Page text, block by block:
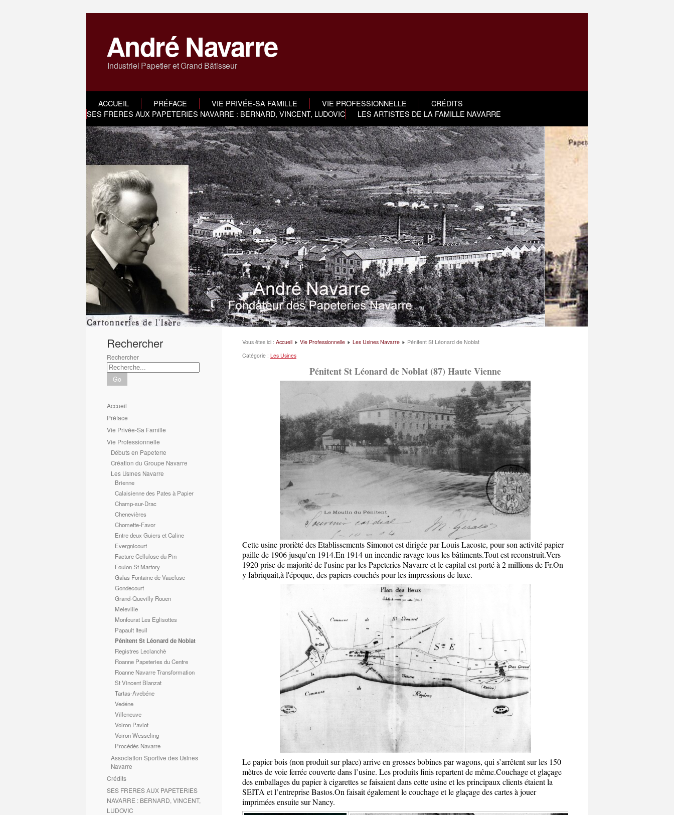
André Navarre
Industriel Papetier et Grand Bâtisseur
ACCUEIL PRÉFACE VIE PRIVÉE-SA FAMILLE VIE PROFESSIONNELLE
CRÉDITS
SES FRERES AUX PAPETERIES NAVARRE : BERNARD, VINCENT, LUDOVIC
LES ARTISTES DE LA FAMILLE NAVARRE
1 2 3 4 5 6
Rechercher
Rechercher
Go
Accueil
Préface
Vie Privée-Sa Famille
Vie Professionnelle
Débuts en Papeterie
Création du Groupe Navarre
Les Usines Navarre
Brienne
Calaisienne des Pates à Papier
Champ-sur-Drac
Chenevières
Chomette-Favor
Entre deux Guiers et Caline
Evergnicourt
Facture Cellulose du Pin
Foulon St Martory
Galas Fontaine de Vaucluse
Gondecourt
Grand-Quevilly Rouen
Meleville
Monfourat Les Eglisottes
Papault Iteuil
Pénitent St Léonard de Noblat
Registres Leclanchè
Roanne Papeteries du Centre
Roanne Navarre Transformation
St Vincent Blanzat
Tartas-Avebéne
Vedéne
Villeneuve
Voiron Paviot
Voiron Wesseling
Procédés Navarre
Association Sportive des Usines
Navarre
Crédits
SES FRERES AUX PAPETERIES
NAVARRE : BERNARD, VINCENT,
LUDOVIC
Vous êtes ici : Accueil Vie Professionnelle Les Usines Navarre
Pénitent St Léonard de Noblat
Catégorie : Les Usines
Pénitent St Léonard de Noblat (87) Haute Vienne
Cette usine prorièté des Etablissements Simonot est dirigée par Louis Lacoste, pour son activité papier
paille de 1906 jusqu’en 1914.En 1914 un incendie ravage tous les bâtiments.Tout est reconstruit.Vers
1920 prise de majorité de l'usine par les Papeteries Navarre et le capital est porté à 2 millions de Fr.On
y fabriquait,à l'époque, des papiers couchés pour les impressions de luxe.
Le papier bois (non produit sur place) arrive en grosses bobines par wagons, qui s’arrêtent sur les 150
mètres de voie ferrée couverte dans l’usine. Les produits finis repartent de même.Couchage et glaçage
des emballages du papier à cigarettes se faisaient dans cette usine et les principaux clients étaient la
SEITA et l’entreprise Bastos.On faisait également le couchage et le glaçage des cartes à jouer
imprimées ensuite sur Nancy.